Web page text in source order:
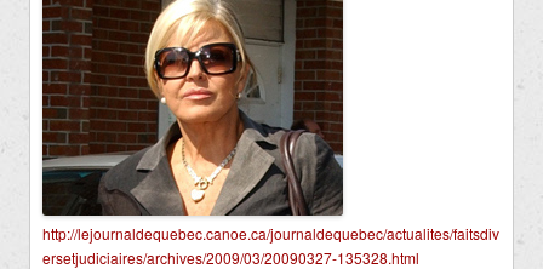
http://lejournaldequebec.canoe.ca/journaldequebec/actualites/faitsdiv
ersetjudiciaires/archives/2009/03/20090327-135328.html